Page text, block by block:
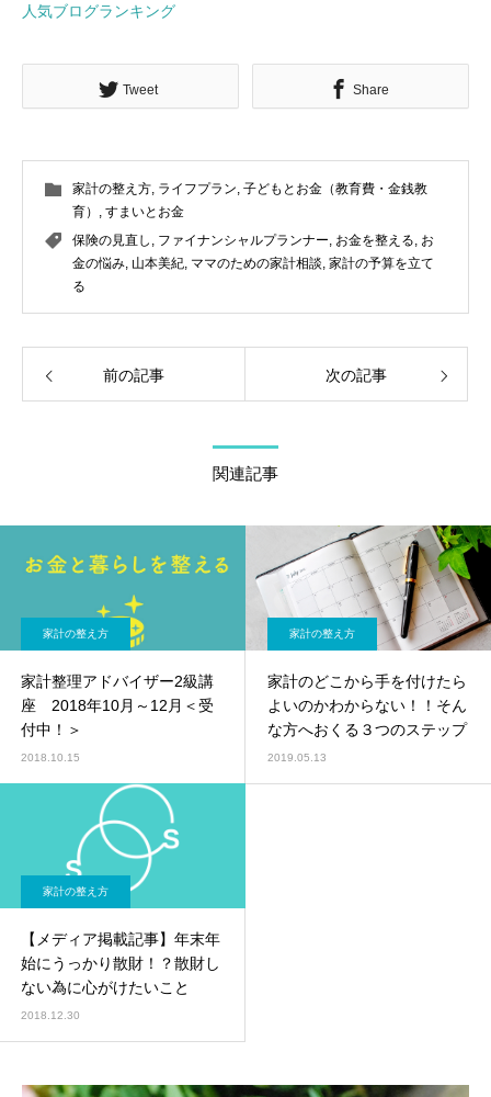
人気ブログランキング
Tweet Share
家計の整え方, ライフプラン, 子どもとお金（教育費・金銭教
育） , すまいとお金
保険の見直し , ファイナンシャルプランナー, お金を整える, お
金の悩み, 山本美紀, ママのための家計相談, 家計の予算を立て
る
前の記事 次の記事
関連記事
家計の整え方
家計整理アドバイザー2級講
座 2018年10月～12月＜受
付中！＞
2018.10.15
家計の整え方
家計のどこから手を付けたら
よいのかわからない！！そん
な方へおくる３つのステップ
2019.05.13
家計の整え方
【メディア掲載記事】年末年
始にうっかり散財！？散財し
ない為に心がけたいこと
2018.12.30